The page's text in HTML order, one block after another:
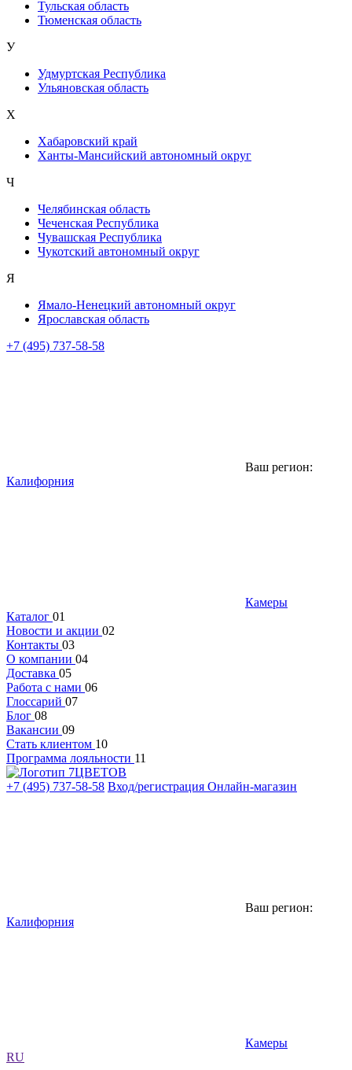
Тульская область
Тюменская область
У
Удмуртская Республика
Ульяновская область
Х
Хабаровский край
Ханты-Мансийский автономный округ
Ч
Челябинская область
Чеченская Республика
Чувашская Республика
Чукотский автономный округ
Я
Ямало-Ненецкий автономный округ
Ярославская область
+7 (495) 737-58-58
Ваш регион:
Калифорния
Камеры
Каталог 01
Новости и акции 02
Контакты 03
О компании 04
Доставка 05
Работа с нами 06
Глоссарий 07
Блог 08
Вакансии 09
Стать клиентом 10
Программа лояльности 11
+7 (495) 737-58-58 Вход/регистрация Онлайн-магазин
Ваш регион:
Калифорния
Камеры
RU